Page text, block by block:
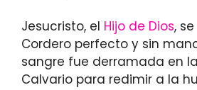
Jesucristo, el Hijo de Dios,
Cordero perfecto y sin
sangre fue derramada en
Calvario para redimir a la